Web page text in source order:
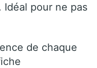
pour ne pas
de chaque